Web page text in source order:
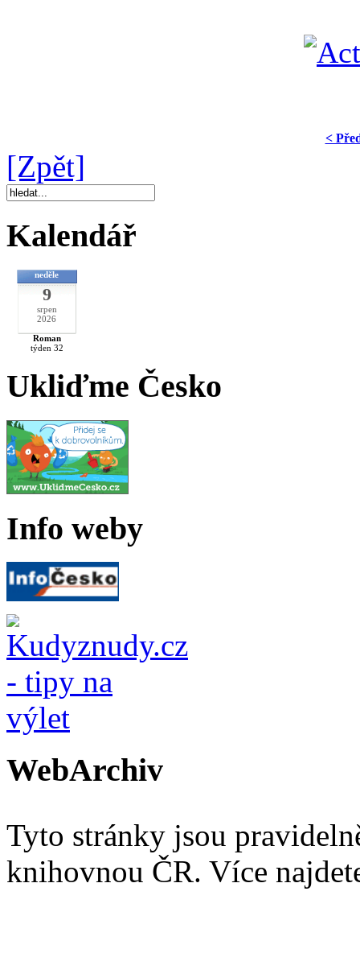
<
[Zpět]
Kalendář
neděle
9
srpen
2026
Roman
týden 32
Ukliďme Česko
Info weby
WebArchiv
Tyto stránky jsou
knihovnou ČR. Více